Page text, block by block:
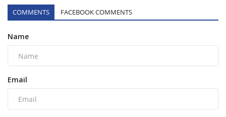
COMMENTS FACEBOOK COMMENTS
Name
Email